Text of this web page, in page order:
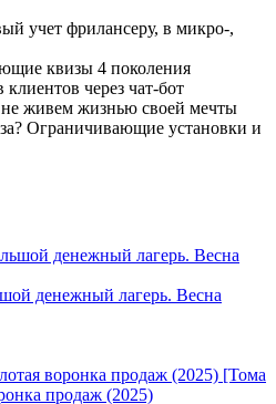
учет фрилансеру, в микро-,
квизы 4 поколения
через чат-бот
живем жизнью своей мечты
Ограничивающие установки и
денежный лагерь. Весна
[Тома
продаж (2025)